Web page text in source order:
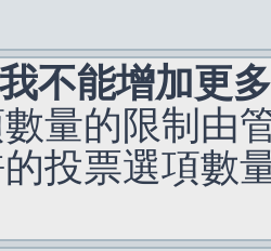
不能增加更
量的限制由
投票選項數